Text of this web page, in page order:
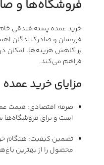
فروشگاه‌ها و
خرید عمده پسته فندقی
فروشان و صادرکنندگان
بر کاهش هزینه‌ها، امکان
فراهم می‌کند.
مزایای خرید عمده
صرفه اقتصادی: قیمت
است و برای فروشگاه‌ها
تضمین کیفیت: هنگام
محصول را از بهترین